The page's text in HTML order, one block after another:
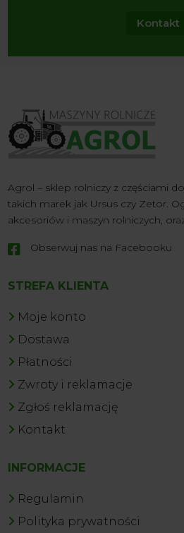
Kontakt
Agrol – sklep rolniczy z częściami
takich marek jak Ursus czy Zetor.
akcesoriów i maszyn rolniczych,
 Obserwuj nas na Facebooku
STREFA KLIENTA
Moje konto
Dostawa
Płatności
Zwroty i reklamacje
Zgłoś reklamację
Kontakt
INFORMACJE
Regulamin
Polityka prywatności